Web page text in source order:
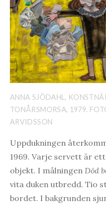
ANNA SJÖDAHL,
TONÅRSMORSA, 1979.
ARVIDSSON
Uppdukningen
1969. Varje servett är
objekt. I målningen Död
vita duken utbredd. Tio
bordet. I bakgrunden